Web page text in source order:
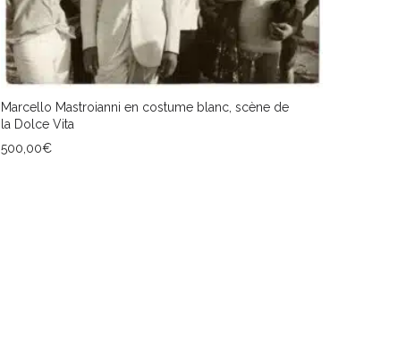
Marcello Mastroianni en costume blanc, scène de
la Dolce Vita
500,00€